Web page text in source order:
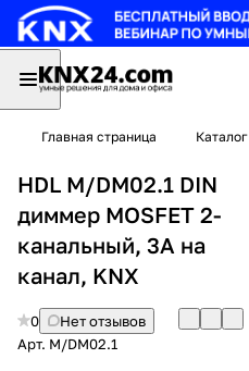
Главная страница Каталог
HDL M/DM02.1 DIN
диммер MOSFET 2-
канальный, 3А на
канал, KNX
0
Нет отзывов
Арт. M/DM02.1